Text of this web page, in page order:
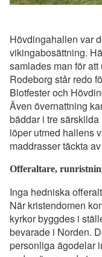
Hövdingahallen var
vikingabosättning.
samlades man för
Rodeborg står redo
Blotfester och
Även övernattning
bäddar i tre
löper utmed hallens
maddrasser täckta
Offeraltare,
Inga hedniska
När kristendomen
kyrkor byggdes i
bevarade i Norden.
personliga ägodelar